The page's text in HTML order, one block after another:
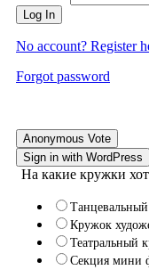
Log In
No account? Register
Forgot password
Anonymous Vote
Sign in with WordPress
На какие кружки
Кружок
Театральный
Секция мини